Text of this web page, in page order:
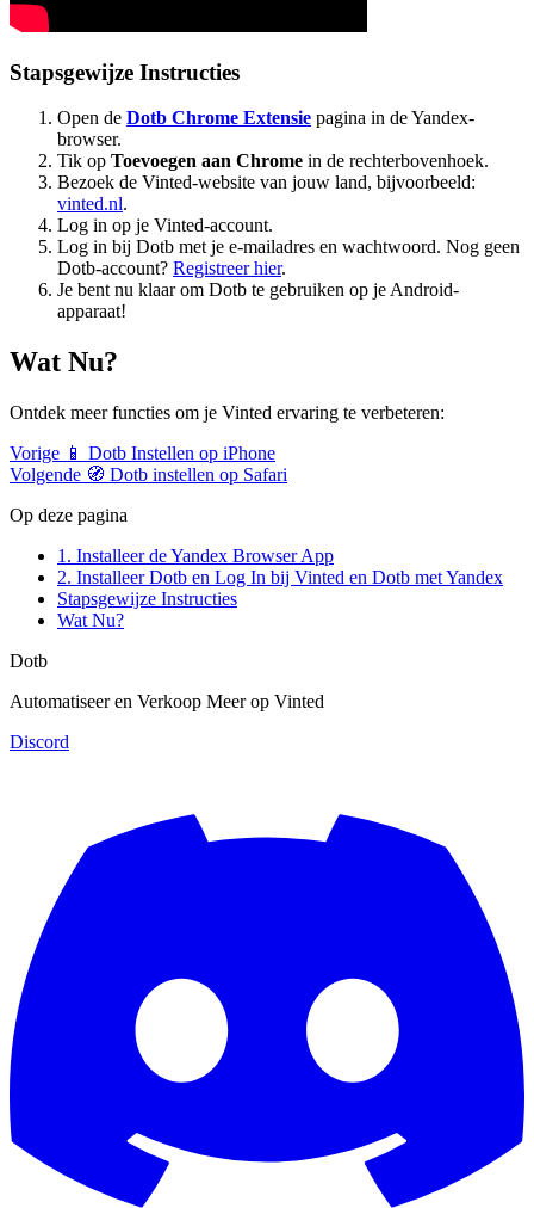
Stapsgewijze Instructies
Open de Dotb Chrome Extensie pagina in de Yandex-
browser.
Tik op Toevoegen aan Chrome in de rechterbovenhoek.
Bezoek de Vinted-website van jouw land, bijvoorbeeld:
vinted.nl.
Log in op je Vinted-account.
Log in bij Dotb met je e-mailadres en wachtwoord. Nog geen
Dotb-account? Registreer hier.
Je bent nu klaar om Dotb te gebruiken op je Android-
apparaat!
Wat Nu?
Ontdek meer functies om je Vinted ervaring te verbeteren:
Vorige 📱 Dotb Instellen op iPhone
Volgende 🧭 Dotb instellen op Safari
Op deze pagina
1. Installeer de Yandex Browser App
2. Installeer Dotb en Log In bij Vinted en Dotb met Yandex
Stapsgewijze Instructies
Wat Nu?
Dotb
Automatiseer en Verkoop Meer op Vinted
Discord